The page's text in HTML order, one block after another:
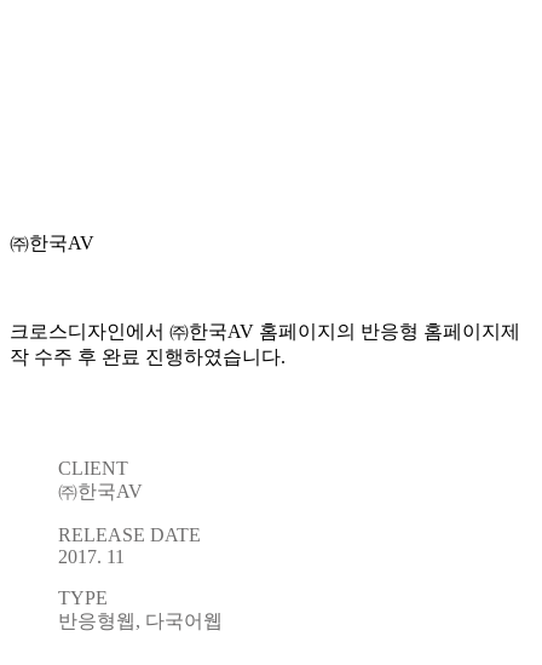
㈜한국AV
크로스디자인에서 ㈜한국AV 홈페이지의 반응형 홈페이지제
작 수주 후 완료 진행하였습니다.
CLIENT
㈜한국AV
RELEASE DATE
2017. 11
TYPE
반응형웹, 다국어웹